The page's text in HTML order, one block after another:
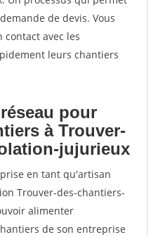
de devis. Vous
avec les
leurs chantiers
pour
à Trouver-
jujurieux
en tant qu'artisan
Trouver-des-chantiers-
alimenter
de son entreprise